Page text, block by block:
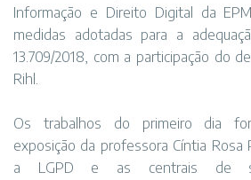
Informação e Direito Digital da
medidas adotadas para a
13.709/2018, com a participação do
Rihl.
Os trabalhos do primeiro dia
exposição da professora Cíntia Rosa
a LGPD e as centrais de